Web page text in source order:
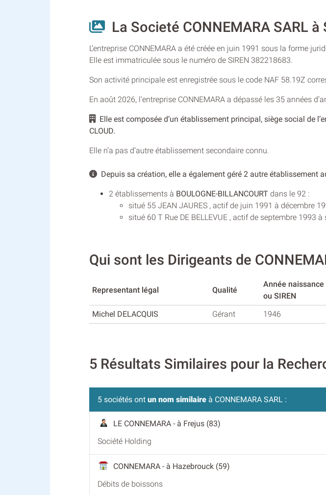
La Societé CONNEMARA SARL
L’entreprise CONNEMARA a été créée en juin 1991 sous la forme
Elle est immatriculée sous le numéro de SIREN 382218683.
Son activité principale est enregistrée sous le code NAF 58.19Z
En août 2026, l'entreprise CONNEMARA a dépassé les 35 années
Elle est composée d’un établissement principal, siège social de
CLOUD.
Elle n’a pas d’autre établissement secondaire connu.
Depuis sa création, elle a également géré 2 autre établissement
2 établissements à BOULOGNE-BILLANCOURT dans le 92 :
situé 55 JEAN JAURES , actif de juin 1991 à décembre
situé 60 T Rue DE BELLEVUE , actif de septembre 1993
Qui sont les Dirigeants de
Representant légal Qualité
Année naissance
ou SIREN
Michel DELACQUIS Gérant 1946
5 Résultats Similaires pour la
5 sociétés ont un nom similaire à CONNEMARA SARL :
LE CONNEMARA - à Frejus (83)
Société Holding
CONNEMARA - à Hazebrouck (59)
Débits de boissons